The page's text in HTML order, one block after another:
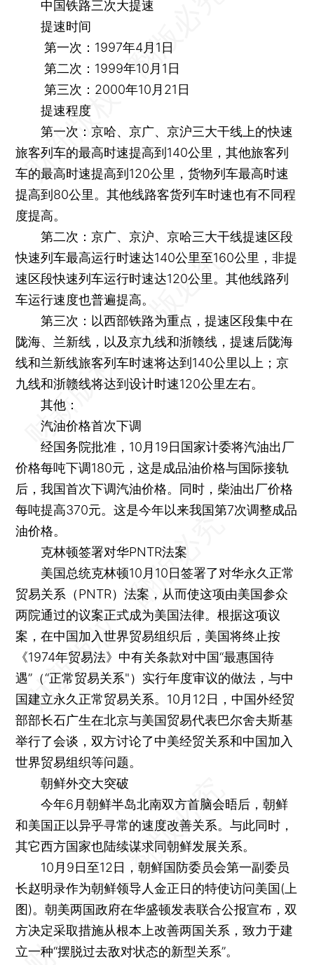
中国铁路三次大提速
提速时间
第一次：1997年4月1日
第二次：1999年10月1日
第三次：2000年10月21日
提速程度
第一次：京哈、京广、京沪三大干线上的快速
旅客列车的最高时速提高到140公里，其他旅客列
车的最高时速提高到120公里，货物列车最高时速
提高到80公里。其他线路客货列车时速也有不同程
度提高。
第二次：京广、京沪、京哈三大干线提速区段
快速列车最高运行时速达140公里至160公里，非提
速区段快速列车运行时速达120公里。其他线路列
车运行速度也普遍提高。
第三次：以西部铁路为重点，提速区段集中在
陇海、兰新线，以及京九线和浙赣线，提速后陇海
线和兰新线旅客列车时速将达到140公里以上；京
九线和浙赣线将达到设计时速120公里左右。
其他：
汽油价格首次下调
经国务院批准，10月19日国家计委将汽油出厂
价格每吨下调180元，这是成品油价格与国际接轨
后，我国首次下调汽油价格。同时，柴油出厂价格
每吨提高370元。这是今年以来我国第7次调整成品
油价格。
克林顿签署对华PNTR法案
美国总统克林顿10月10日签署了对华永久正常
贸易关系（PNTR）法案，从而使这项由美国参众
两院通过的议案正式成为美国法律。根据这项议
案，在中国加入世界贸易组织后，美国将终止按
《1974年贸易法》中有关条款对中国“最惠国待
遇”（“正常贸易关系"）实行年度审议的做法，与中
国建立永久正常贸易关系。10月12日，中国外经贸
部部长石广生在北京与美国贸易代表巴尔舍夫斯基
举行了会谈，双方讨论了中美经贸关系和中国加入
世界贸易组织等问题。
朝鲜外交大突破
今年6月朝鲜半岛北南双方首脑会晤后，朝鲜
和美国正以异乎寻常的速度改善关系。与此同时，
其它西方国家也陆续谋求同朝鲜发展关系。
10月9日至12日，朝鲜国防委员会第一副委员
长赵明录作为朝鲜领导人金正日的特使访问美国(上
图)。朝美两国政府在华盛顿发表联合公报宣布，双
方决定采取措施从根本上改善两国关系，致力于建
立一种“摆脱过去敌对状态的新型关系”。